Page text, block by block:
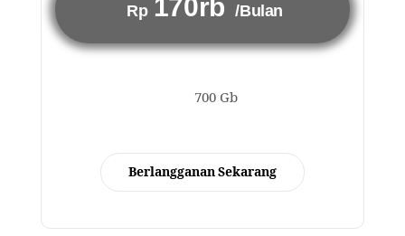
Rp 170rb /Bulan
700 Gb
Berlangganan Sekarang